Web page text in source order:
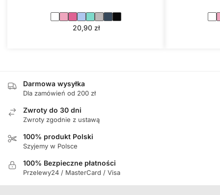
20,90 zł
Darmowa wysyłka
Dla zamówień od 200 zł
Zwroty do 30 dni
Zwroty zgodnie z ustawą
100% produkt Polski
Szyjemy w Polsce
100% Bezpieczne płatności
Przelewy24 / MasterCard / Visa